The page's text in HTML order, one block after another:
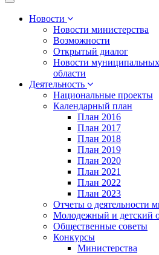
Toggle
navigationНовости
Новости министерства
Возможности
Открытый диалог
Новости
области
Деятельность
Национальные проекты
Календарный план
План 2016
План 2017
План 2018
План 2019
План 2020
План 2021
План 2022
План 2023
Отчеты о деятельности
Молодежный и детский
Общественные советы
Конкурсы
Министерства